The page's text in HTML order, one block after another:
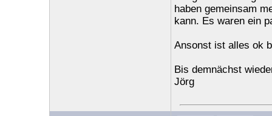
haben gemeinsam
kann. Es waren ein
Ansonst ist alles ok
Bis demnächst
Jörg